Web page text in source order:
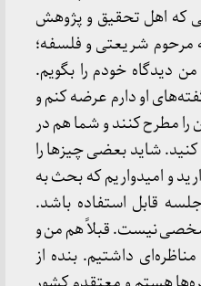
که اهل تحقیق و پژوهش
مرحوم شریعتی و فلسفه؛
دیدگاه خودم را بگویم.
او دارم عرضه کنم و
را مطرح کنند و شما هم در
شاید بعضی چیزها را
و امیدواریم که بحث به
قابل استفاده باشد.
نیست. قبلاً هم من و
داشتیم. بنده از